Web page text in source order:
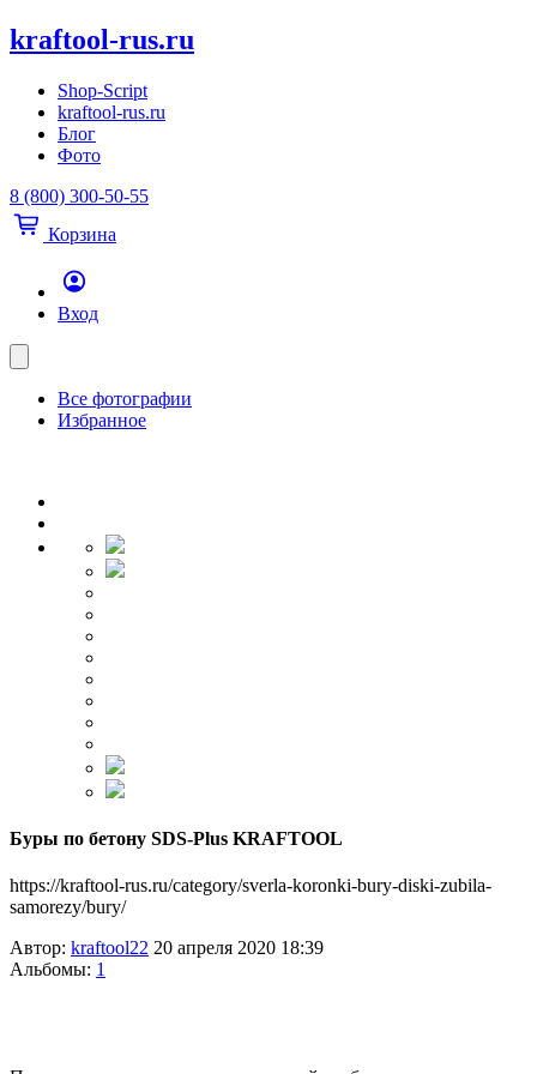
kraftool-rus.ru
Shop-Script
kraftool-rus.ru
Блог
Фото
8 (800) 300-50-55
Корзина
Вход
Все фотографии
Избранное
Буры по бетону SDS-Plus KRAFTOOL
https://kraftool-rus.ru/category/sverla-koronki-bury-diski-zubila-
samorezy/bury/
Автор: kraftool22 20 апреля 2020 18:39
Альбомы: 1